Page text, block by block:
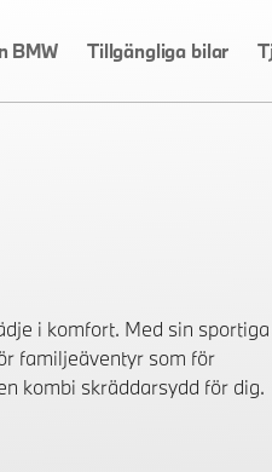
BMW Tillgängliga bilar
i komfort. Med sin sportiga
familjeäventyr som för
kombi skräddarsydd för dig.